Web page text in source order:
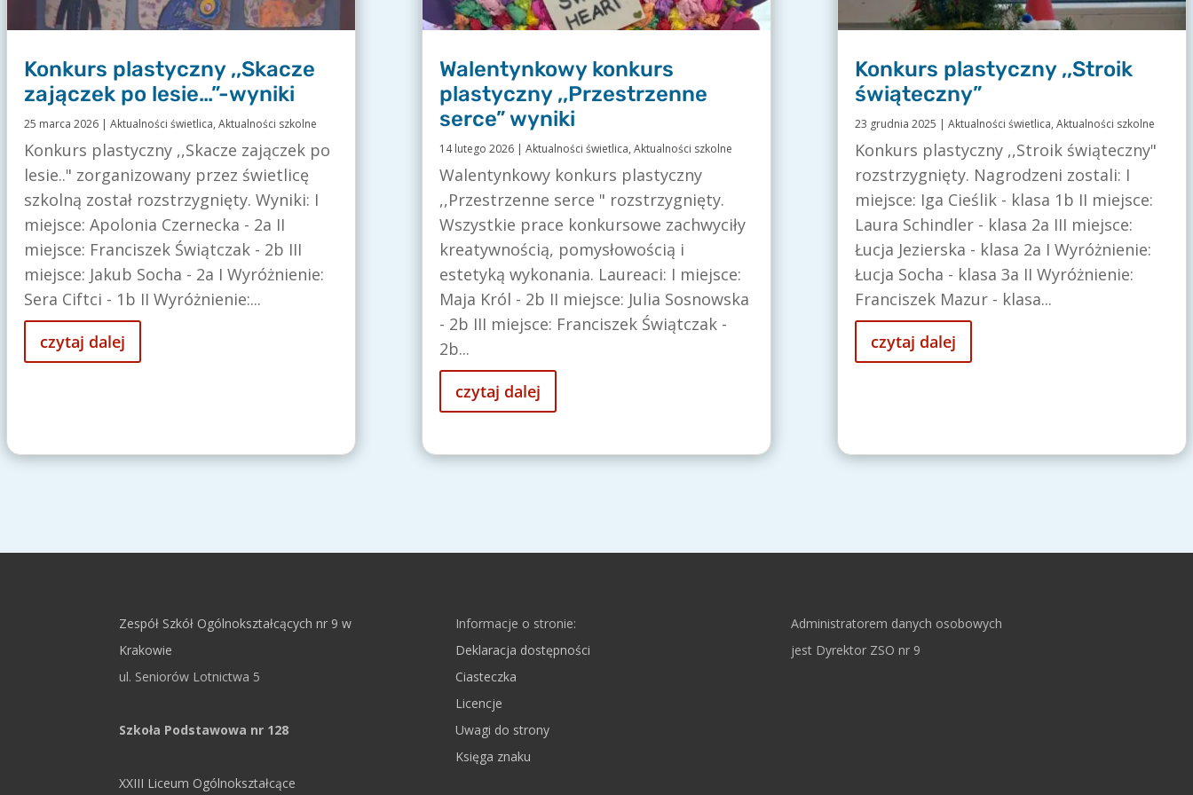
Konkurs plastyczny ,,Skacze
zajączek po lesie…”-wyniki
25 marca 2026| Aktualności świetlica, Aktualności szkolne
Konkurs plastyczny ,,Skacze zajączek po
lesie.." zorganizowany przez świetlicę
szkolną został rozstrzygnięty. Wyniki: I
miejsce: Apolonia Czernecka - 2a II
miejsce: Franciszek Świątczak - 2b III
miejsce: Jakub Socha - 2a I Wyróżnienie:
Sera Ciftci - 1b II Wyróżnienie:...
czytaj dalej
Walentynkowy konkurs
plastyczny ,,Przestrzenne
serce” wyniki
14 lutego 2026| Aktualności świetlica, Aktualności szkolne
Walentynkowy konkurs plastyczny
,,Przestrzenne serce " rozstrzygnięty.
Wszystkie prace konkursowe zachwyciły
kreatywnością, pomysłowością i
estetyką wykonania. Laureaci: I miejsce:
Maja Król - 2b II miejsce: Julia Sosnowska
- 2b III miejsce: Franciszek Świątczak -
2b...
czytaj dalej
Konkurs plastyczny ,,Stroik
świąteczny”
23 grudnia 2025 | Aktualności świetlica, Aktualności szkolne
Konkurs plastyczny ,,Stroik świąteczny"
rozstrzygnięty. Nagrodzeni zostali: I
miejsce: Iga Cieślik - klasa 1b II miejsce:
Laura Schindler - klasa 2a III miejsce:
Łucja Jezierska - klasa 2a I Wyróżnienie:
Łucja Socha - klasa 3a II Wyróżnienie:
Franciszek Mazur - klasa...
czytaj dalej
Zespół Szkół Ogólnokształcących nr 9 w
Krakowie
ul. Seniorów Lotnictwa 5
Szkoła Podstawowa nr 128
XXIII Liceum Ogólnokształcące
Informacje o stronie:
Deklaracja dostępności
Ciasteczka
Licencje
Uwagi do strony
Księga znaku
Administratorem danych osobowych
jest Dyrektor ZSO nr 9